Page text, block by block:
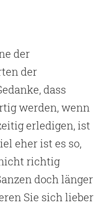
der
der
dass
werden, wenn
erledigen, ist
eher ist es so,
richtig
doch länger
Sie sich lieber